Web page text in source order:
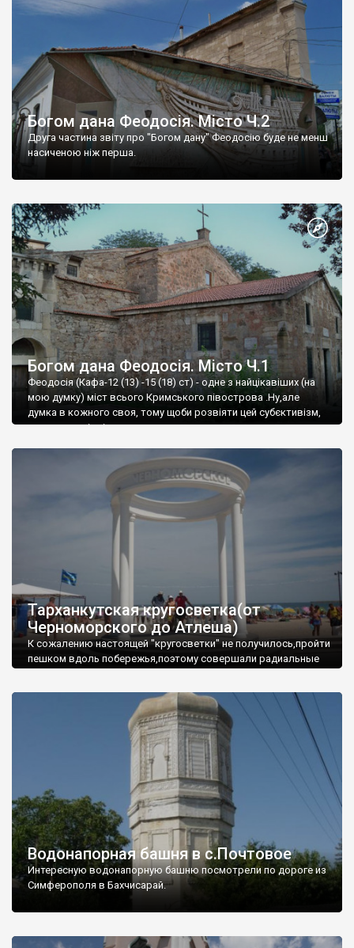
Богом дана Феодосія. Місто Ч.2
Друга частина звіту про "Богом дану" Феодосію буде не менш
насиченою ніж перша.
Богом дана Феодосія. Місто Ч.1
Феодосія (Кафа-12 (13) -15 (18) ст) - одне з найцікавіших (на
мою думку) міст всього Кримського півострова .Ну,але
думка в кожного своя, тому щоби розвіяти цей субєктивізм,
запрошую відвідати це
Тарханкутская кругосветка(от
Черноморского до Атлеша)
К сожалению настоящей "кругосветки" не получилось,пройти
пешком вдоль побережья,поэтому совершали радиальные
Водонапорная башня в с.Почтовое
Интересную водонапорную башню посмотрели по дороге из
Симферополя в Бахчисарай.